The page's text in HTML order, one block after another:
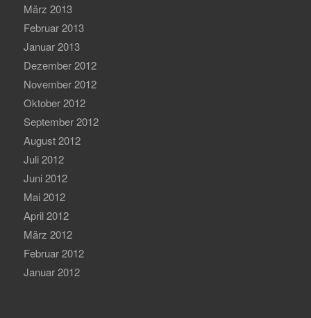
März 2013
Februar 2013
Januar 2013
Dezember 2012
November 2012
Oktober 2012
September 2012
August 2012
Juli 2012
Juni 2012
Mai 2012
April 2012
März 2012
Februar 2012
Januar 2012